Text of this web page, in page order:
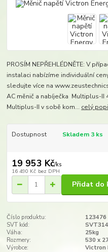
PROSÍM NEPŘEHLÉDNĚTE: V
instalaci nabízíme individuální
sledujte více na
AC měnič a nabíječka Multiplus-II
Multiplus-II v sobě kom... celý
Dostupnost Skladem 3 ks
19 953 Kč/ks
16 490 Kč bez DPH
Přidat do
Číslo produktu:
123476
SVT kód:
Váha:
25kg
Rozmery:
530 x
Výrobce:
Victron